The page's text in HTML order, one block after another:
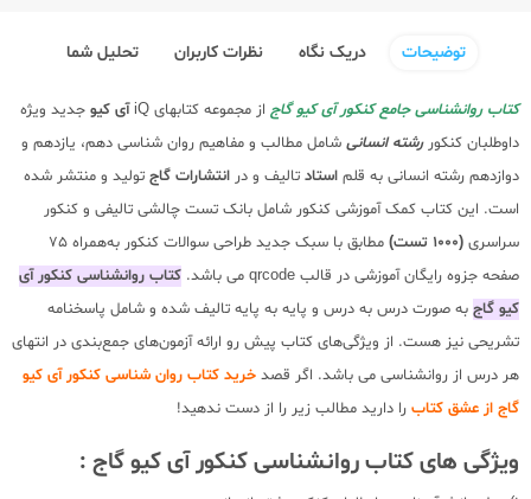
توضیحات دریک نگاه نظرات کاربران تحلیل شما
کتاب روانشناسی جامع کنکور آی کیو گاج از مجموعه کتابهای iQ آی کیو جدید ویژه
داوطلبان کنکوررشته انسانی شامل مطالب و مفاهیم روان شناسی دهم، یازدهم و
دوازدهم رشته انسانی به قلم استاد تالیف و در انتشارات گاج تولید و منتشر شده
است. این کتاب کمک آموزشی کنکور شامل بانک تست چالشی تالیفی و کنکور
سراسری (1000 تست)
مطابق با سبک جدید طراحی سوالات کنکور به‌همراه 75
صفحه جزوه رایگان آموزشی در قالب qrcode می باشد.
کتاب روانشناسی کنکور آی
کیو گاج به صورت درس به درس و پایه به پایه تالیف شده و شامل پاسخنامه
تشریحی نیز هست. از ویژگی‌های کتاب پیش رو ارائه آزمون‌های جمع‌بندی در انتهای
هر درس از روانشناسی می باشد. اگر قصد خرید کتاب روان شناسی کنکور آی کیو
گاج از عشق کتاب را دارید مطالب زیر را از دست ندهید!
ویژگی های کتاب روانشناسی کنکور آی کیو گاج :